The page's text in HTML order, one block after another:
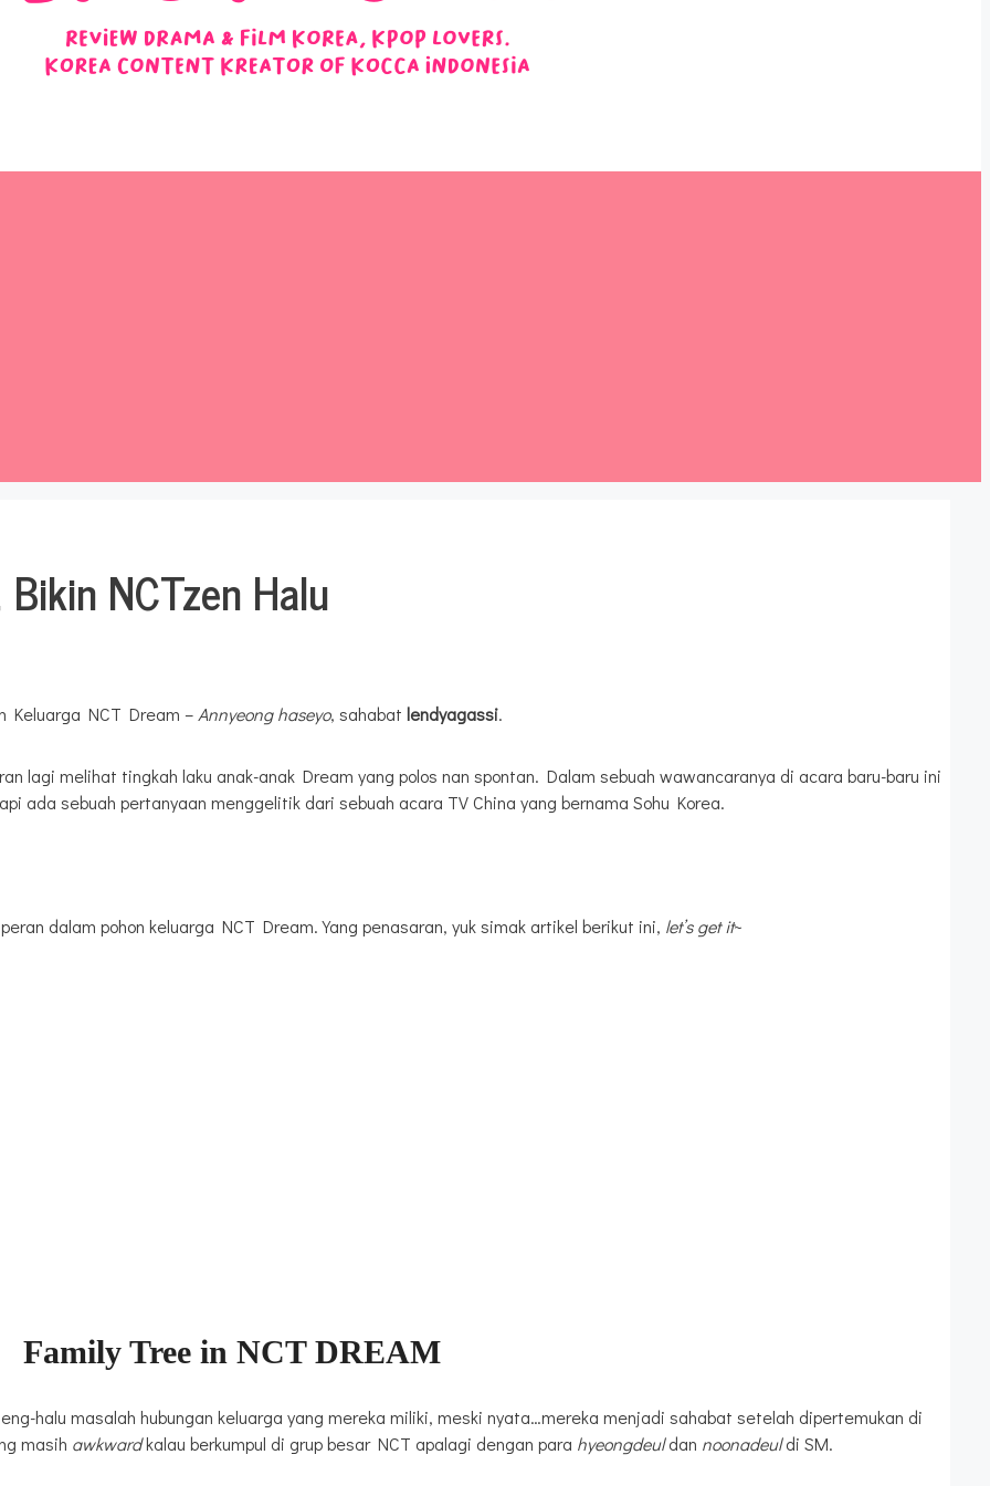
NCTzen Halu
Keluarga NCT Dream –Annyeong haseyo, sahabat lendyagassi.
lagi melihat tingkah laku anak-anak Dream yang polos nan spontan. Dalam sebuah wawancaranya di acara baru-baru ini
ada sebuah pertanyaan menggelitik dari sebuah acara TV China yang bernama Sohu Korea.
dalam pohon keluarga NCT Dream. Yang penasaran, yuk simak artikel berikut ini, let’s get it~
Family Tree in NCT DREAM
halu masalah hubungan keluarga yang mereka miliki, meski nyata…mereka menjadi sahabat setelah dipertemukan di
masih awkwardkalau berkumpul di grup besar NCT apalagi dengan para hyeongdeuldan noonadeuldi SM.